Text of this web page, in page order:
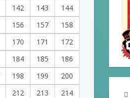
142 143
144
156 157
158
170 171
172
184 185
186
198 199
200
212 213
214